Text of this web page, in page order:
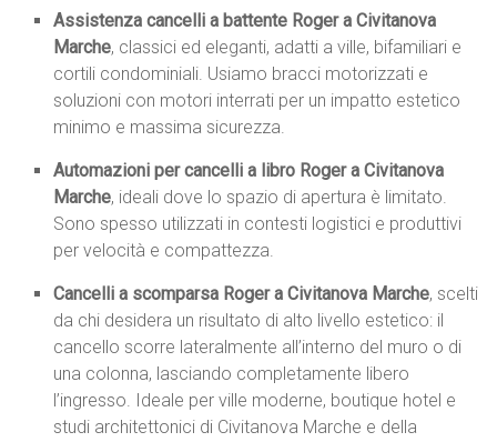
Assistenza cancelli a battente Roger a Civitanova
Marche, classici ed eleganti, adatti a ville, bifamiliari e
cortili condominiali. Usiamo bracci motorizzati e
soluzioni con motori interrati per un impatto estetico
minimo e massima sicurezza.
Automazioni per cancelli a libro Roger a Civitanova
Marche, ideali dove lo spazio di apertura è limitato.
Sono spesso utilizzati in contesti logistici e produttivi
per velocità e compattezza.
Cancelli a scomparsa Roger a Civitanova Marche, scelti
da chi desidera un risultato di alto livello estetico: il
cancello scorre lateralmente all’interno del muro o di
una colonna, lasciando completamente libero
l’ingresso. Ideale per ville moderne, boutique hotel e
studi architettonici di Civitanova Marche e della